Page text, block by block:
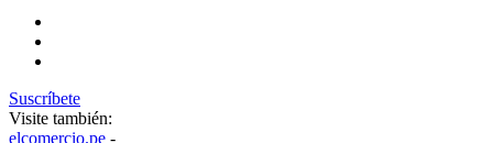
Suscríbete
Visite también:
elcomercio.pe -